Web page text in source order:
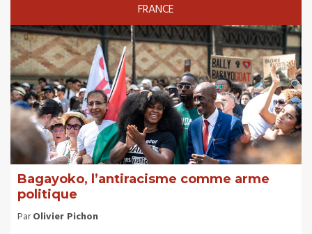
FRANCE
Bagayoko, l’antiracisme comme arme
politique
ParOlivier Pichon